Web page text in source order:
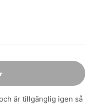
är tillgänglig igen så